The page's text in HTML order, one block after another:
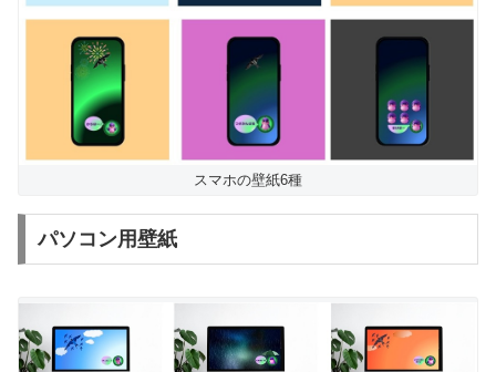
スマホの壁紙6種
パソコン用壁紙